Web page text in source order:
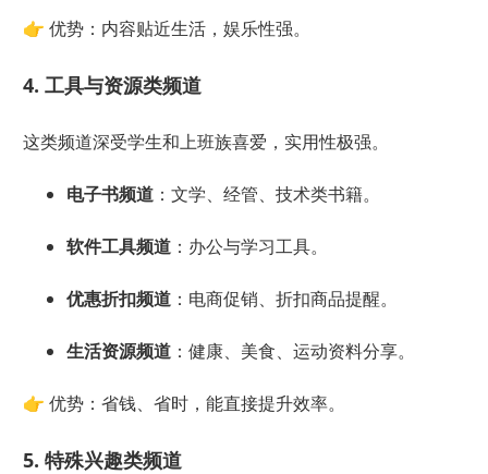
👉 优势：内容贴近生活，娱乐性强。
4. 工具与资源类频道
这类频道深受学生和上班族喜爱，实用性极强。
电子书频道：文学、经管、技术类书籍。
软件工具频道：办公与学习工具。
优惠折扣频道：电商促销、折扣商品提醒。
生活资源频道：健康、美食、运动资料分享。
👉 优势：省钱、省时，能直接提升效率。
5. 特殊兴趣类频道